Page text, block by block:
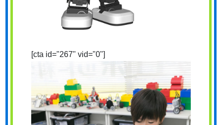
[cta id="267" vid="0"]